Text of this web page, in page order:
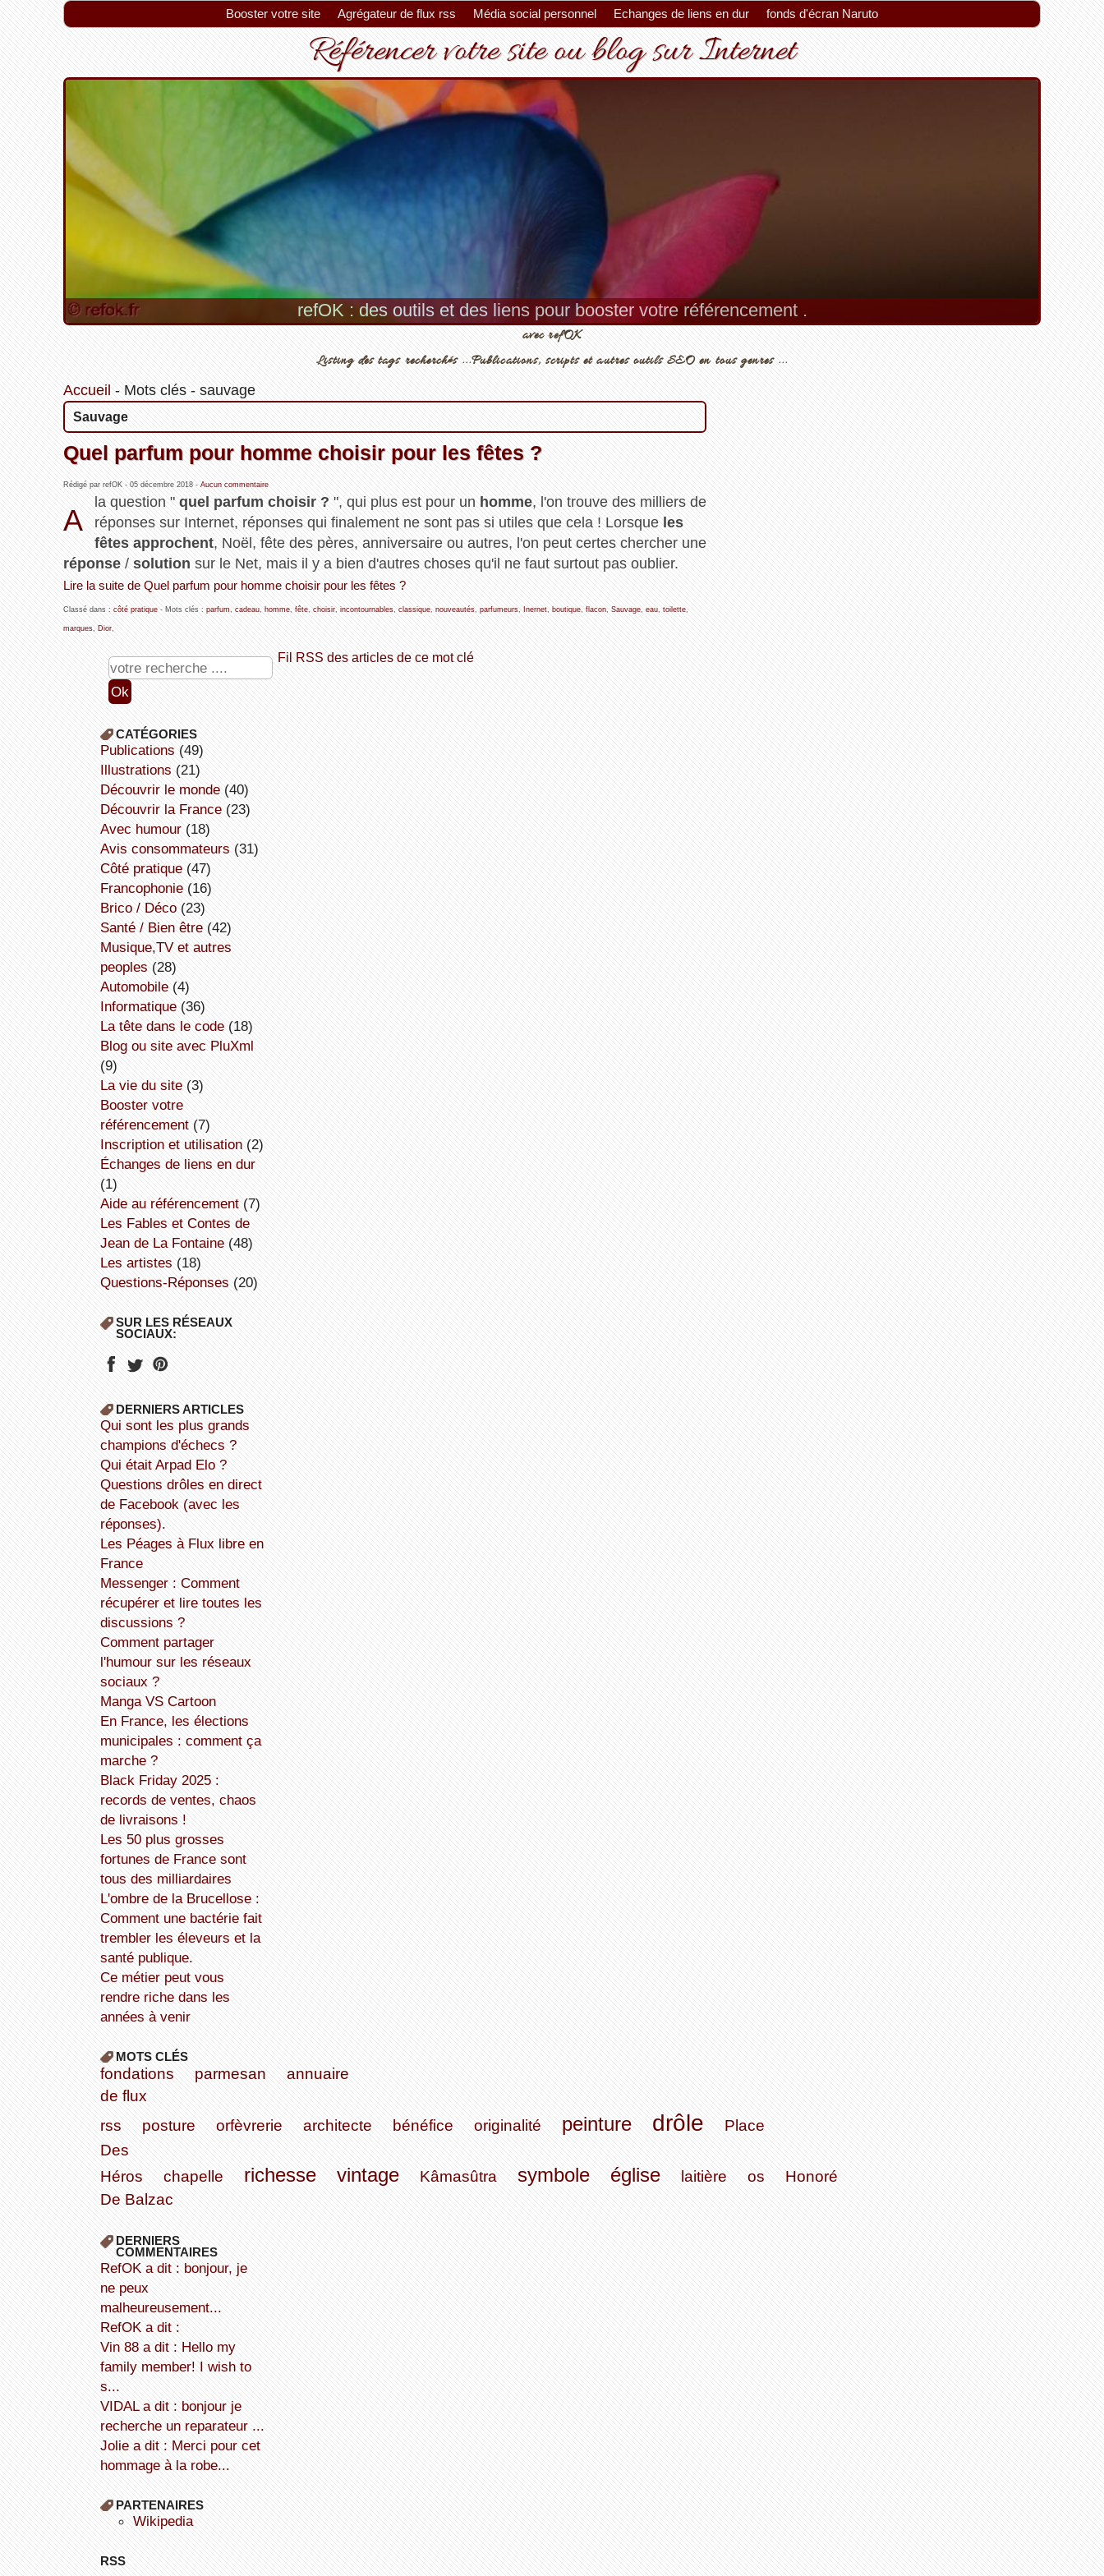
Booster votre site Agrégateur de flux rss Média social personnel Echanges de liens en dur fonds d'écran Naruto
Référencer votre site ou blog sur Internet
refOK : des outils et des liens pour booster votre référencement .
avec refOK
Listing des tags recherchés ...Publications, scripts et autres outils SEO en tous genres ...
Accueil - Mots clés- sauvage
Sauvage
Quel parfum pour homme choisir pour les fêtes ?
Rédigé par refOK - 05 décembre 2018- Aucun commentaire
A
la question " quel parfum choisir ? ", qui plus est pour un homme, l'on trouve des milliers de
réponses sur Internet, réponses qui finalement ne sont pas si utiles que cela ! Lorsque les
fêtes approchent, Noël, fête des pères, anniversaire ou autres, l'on peut certes chercher une
réponse/ solution sur le Net, mais il y a bien d'autres choses qu'il ne faut surtout pas oublier.
Lire la suite de Quel parfum pour homme choisir pour les fêtes ?
Classé dans : côté pratique- Mots clés : parfum, cadeau, homme, fête, choisir, incontournables, classique, nouveautés, parfumeurs, Inernet, boutique, flacon, Sauvage, eau, toilette,
marques, Dior,
Fil RSS des articles de ce mot clé
CATÉGORIES
publications (49)
illustrations (21)
découvrir le monde(40)
découvrir la France(23)
avec humour(18)
avis consommateurs (31)
côté pratique(47)
Francophonie(16)
Brico / Déco(23)
Santé / Bien être(42)
Musique,TV et autres
peoples (28)
Automobile(4)
informatique(36)
la tête dans le code(18)
Blog ou site avec PluXml
(9)
la vie du site(3)
booster votre
référencement(7)
inscription et utilisation(2)
échanges de liens en dur
(1)
aide au référencement(7)
Les Fables et Contes de
Jean de La Fontaine(48)
Les artistes (18)
Questions-Réponses (20)
SUR LES RÉSEAUX
SOCIAUX:
DERNIERS ARTICLES
Qui sont les plus grands
champions d'échecs ?
Qui était Arpad Elo ?
Questions drôles en direct
de Facebook (avec les
réponses).
Les Péages à Flux libre en
France
Messenger : Comment
récupérer et lire toutes les
discussions ?
Comment partager
l'humour sur les réseaux
sociaux ?
Manga VS Cartoon
En France, les élections
municipales : comment ça
marche ?
Black Friday 2025 :
records de ventes, chaos
de livraisons !
Les 50 plus grosses
fortunes de France sont
tous des milliardaires
L'ombre de la Brucellose :
Comment une bactérie fait
trembler les éleveurs et la
santé publique.
Ce métier peut vous
rendre riche dans les
années à venir
MOTS CLÉS
fondations parmesan
annuaire
de flux
rss
posture orfèvrerie architecte bénéfice originalité peinture drôle
Place
Des
Héros
chapelle richesse vintage Kâmasûtra symbole église laitière os
Honoré
De Balzac
DERNIERS
COMMENTAIRES
refOK a dit : bonjour, je
ne peux
malheureusement...
refOK a dit :
Vin 88 a dit : Hello my
family member! I wish to
s...
VIDAL a dit : bonjour je
recherche un reparateur ...
Jolie a dit : Merci pour cet
hommage à la robe...
PARTENAIRES
wikipedia
RSS